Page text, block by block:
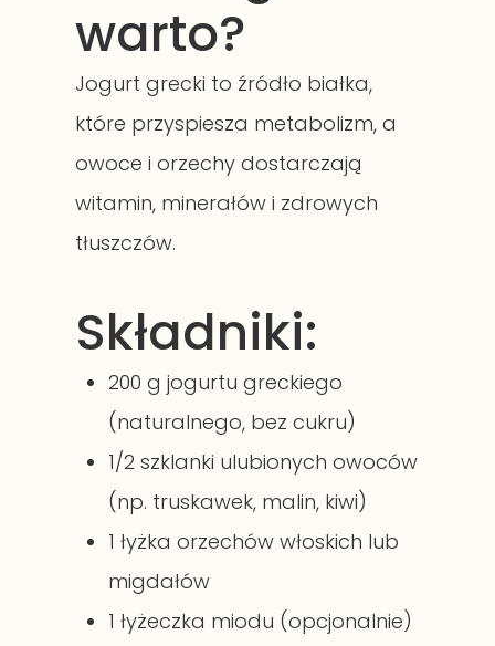
warto?
Jogurt grecki to źródło białka,
które przyspiesza metabolizm, a
owoce i orzechy dostarczają
witamin, minerałów i zdrowych
tłuszczów.
Składniki:
200 g jogurtu greckiego
(naturalnego, bez cukru)
1/2 szklanki ulubionych owoców
(np. truskawek, malin, kiwi)
1 łyżka orzechów włoskich lub
migdałów
1 łyżeczka miodu (opcjonalnie)